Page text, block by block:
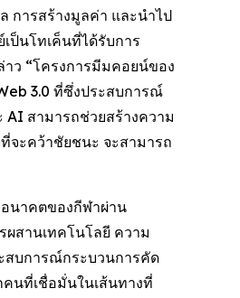
การสร้างมูลค่า และนำไป
ป็นโทเค็นที่ได้รับการ
ว “โครงการมีมคอยน์ของ
3.0 ที่ซึ่งประสบการณ์
AI สามารถช่วยสร้างความ
จะคว้าชัยชนะ จะสามารถ
นาคตของกีฬาผ่าน
สานเทคโนโลยี ความ
สบการณ์กระบวนการคัด
นที่เชื่อมั่นในเส้นทางที่